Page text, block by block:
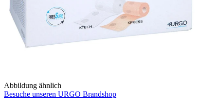
Abbildung ähnlich
Besuche unseren URGO Brandshop